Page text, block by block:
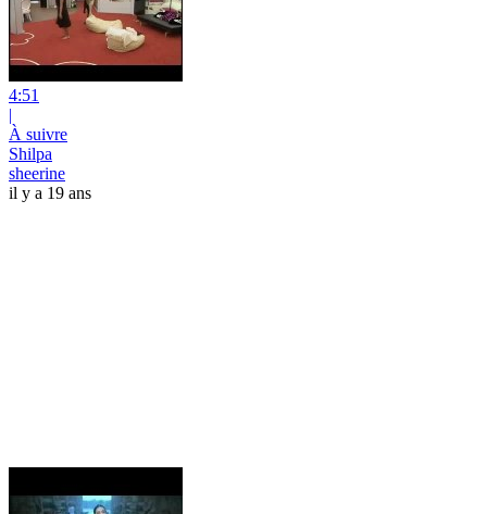
4:51
|
À suivre
Shilpa
sheerine
il y a 19 ans